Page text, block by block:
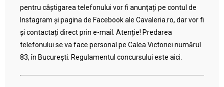
pentru câștigarea telefonului vor fi anunțați pe contul de
Instagram și pagina de Facebook ale Cavaleria.ro, dar vor fi
și contactați direct prin e-mail. Atenție! Predarea
telefonului se va face personal pe Calea Victoriei numărul
83, în București. Regulamentul concursului este aici.